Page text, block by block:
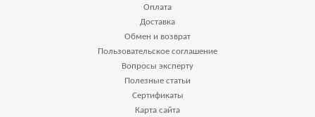
Оплата
Доставка
Обмен и возврат
Пользовательское соглашение
Вопросы эксперту
Полезные статьи
Сертификаты
Карта сайта